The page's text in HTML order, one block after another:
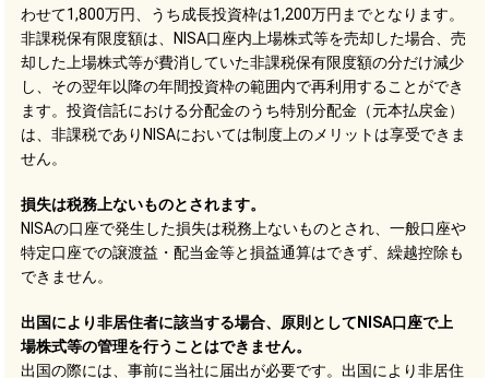
わせて1,800万円、うち成長投資枠は1,200万円までとなります。
非課税保有限度額は、NISA口座内上場株式等を売却した場合、売
却した上場株式等が費消していた非課税保有限度額の分だけ減少
し、その翌年以降の年間投資枠の範囲内で再利用することができ
ます。投資信託における分配金のうち特別分配金（元本払戻金）
は、非課税でありNISAにおいては制度上のメリットは享受できま
せん。
損失は税務上ないものとされます。
NISAの口座で発生した損失は税務上ないものとされ、一般口座や
特定口座での譲渡益・配当金等と損益通算はできず、繰越控除も
できません。
出国により非居住者に該当する場合、原則としてNISA口座で上
場株式等の管理を行うことはできません。
出国の際には、事前に当社に届出が必要です。出国により非居住